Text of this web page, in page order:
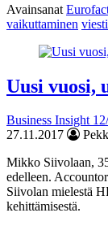
Avainsanat
vaikuttaminen
Uusi vuosi,
Business Insight
27.11.2017
Mikko Siivolaan,
edelleen.
Siivolan mielestä
kehittämisestä.